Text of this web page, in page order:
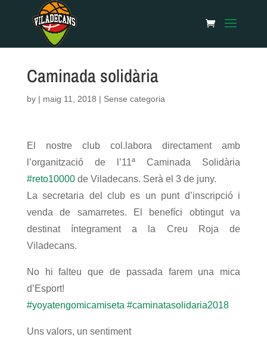
Caminada solidària
by | maig 11, 2018 | Sense categoria
El nostre club col.labora directament amb
l’organització de l’11ª Caminada Solidària
#reto10000de Viladecans. Serà el 3 de juny.
La secretaria del club es un punt d’inscripció i
venda de samarretes. El benefíci obtingut va
destinat íntegrament a la Creu Roja de
Viladecans.
No hi falteu que de passada farem una mica
d’Esport!
#yoyatengomicamiseta #caminatasolidaria2018
Uns valors, un sentiment